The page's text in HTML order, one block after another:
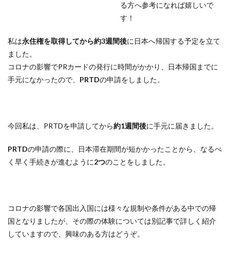
る方へ参考になれば嬉しいで
す！
私は永住権を取得してから約3週間後に日本へ帰国する予定を立て
ました。
コロナの影響でPRカードの発行に時間がかかり、日本帰国までに
手元になかったので、 PRTDの申請をしました。
今回私は、PRTDを申請してから約1週間後に手元に届きました。
PRTDの申請の際に、日本滞在期間が短かかったことから、なるべ
く早く手続きが進むように2つのことをしました。
コロナの影響で各国出入国には様々な規制や条件がある中での帰
国となりましたが、その際の体験については別記事で詳しく紹介
していますので、興味のある方はどうぞ。